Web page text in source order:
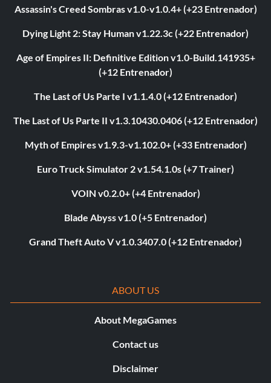
Assassin's Creed Sombras v1.0-v1.0.4+ (+23 Entrenador)
Dying Light 2: Stay Human v1.22.3c (+22 Entrenador)
Age of Empires II: Definitive Edition v1.0-Build.141935+
(+12 Entrenador)
The Last of Us Parte I v1.1.4.0 (+12 Entrenador)
The Last of Us Parte II v1.3.10430.0406 (+12 Entrenador)
Myth of Empires v1.9.3-v1.102.0+ (+33 Entrenador)
Euro Truck Simulator 2 v1.54.1.0s (+7 Trainer)
VOIN v0.2.0+ (+4 Entrenador)
Blade Abyss v1.0 (+5 Entrenador)
Grand Theft Auto V v1.0.3407.0 (+12 Entrenador)
ABOUT US
About MegaGames
Contact us
Disclaimer